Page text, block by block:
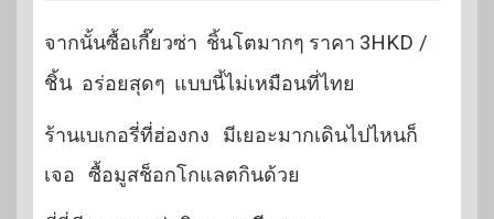
จากนั้นซื้อเกี๊ยวซ่า ชิ้นโตมากๆ ราคา 3HKD /
ชิ้น อร่อยสุดๆ แบบนี้ไม่เหมือนที่ไทย
ร้านเบเกอรี่ที่ฮ่องกง มีเยอะมากเดินไปไหนก็
เจอ ซื้อมูสช็อกโกแลตกินด้วย